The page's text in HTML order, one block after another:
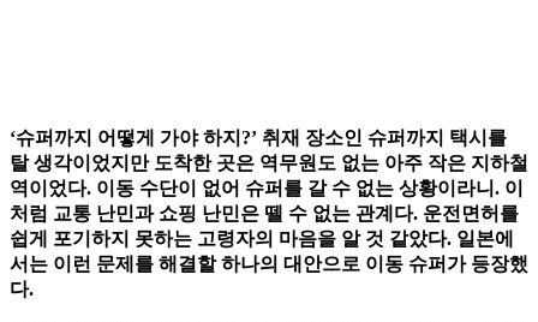
‘슈퍼까지 어떻게 가야 하지?’ 취재 장소인 슈퍼까지 택시를
탈 생각이었지만 도착한 곳은 역무원도 없는 아주 작은 지하철
역이었다. 이동 수단이 없어 슈퍼를 갈 수 없는 상황이라니. 이
처럼 교통 난민과 쇼핑 난민은 뗄 수 없는 관계다. 운전면허를
쉽게 포기하지 못하는 고령자의 마음을 알 것 같았다. 일본에
서는 이런 문제를 해결할 하나의 대안으로 이동 슈퍼가 등장했
다.